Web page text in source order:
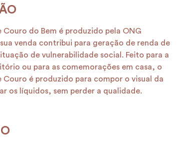
Couro do Bem é produzido pela ONG
venda contribui para geração de renda de
de vulnerabilidade social. Feito para a
ou para as comemorações em casa, o
Couro é produzido para compor o visual da
os líquidos, sem perder a qualidade.